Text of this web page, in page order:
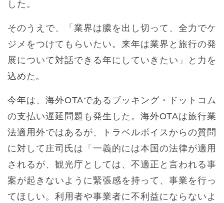
した。
そのうえで、「業界は膿を出し切って、全力でケ
ジメをつけてもらいたい。来年は業界と旅行の発
展について対話できる年にしていきたい」と力を
込めた。
今年は、海外OTAであるブッキング・ドットコム
の支払い遅延問題も発生した。海外OTAは旅行業
法適用外ではあるが、トラベルボイスからの質問
に対して庄司氏は「一義的には本国の法律が適用
されるが、観光庁としては、不適正と言われる事
案が起きないように緊張感を持って、事業を行っ
てほしい。利用者や事業者に不利益にならないよ